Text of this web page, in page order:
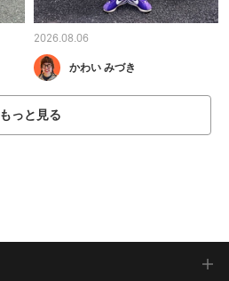
2026.08.06
かわい みづき
もっと見る